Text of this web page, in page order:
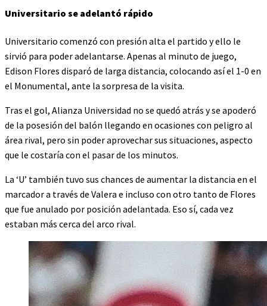
Universitario se adelantó rápido
Universitario comenzó con presión alta el partido y ello le
sirvió para poder adelantarse. Apenas al minuto de juego,
Edison Flores disparó de larga distancia, colocando así el 1-0 en
el Monumental, ante la sorpresa de la visita.
Tras el gol, Alianza Universidad no se quedó atrás y se apoderó
de la posesión del balón llegando en ocasiones con peligro al
área rival, pero sin poder aprovechar sus situaciones, aspecto
que le costaría con el pasar de los minutos.
La ‘U’ también tuvo sus chances de aumentar la distancia en el
marcador a través de Valera e incluso con otro tanto de Flores
que fue anulado por posición adelantada. Eso sí, cada vez
estaban más cerca del arco rival.